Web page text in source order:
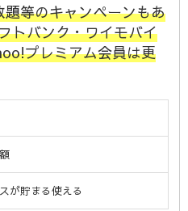
等のキャンペーンもあ
トバンク・ワイモバイ
プレミアム会員は更
が貯まる使える